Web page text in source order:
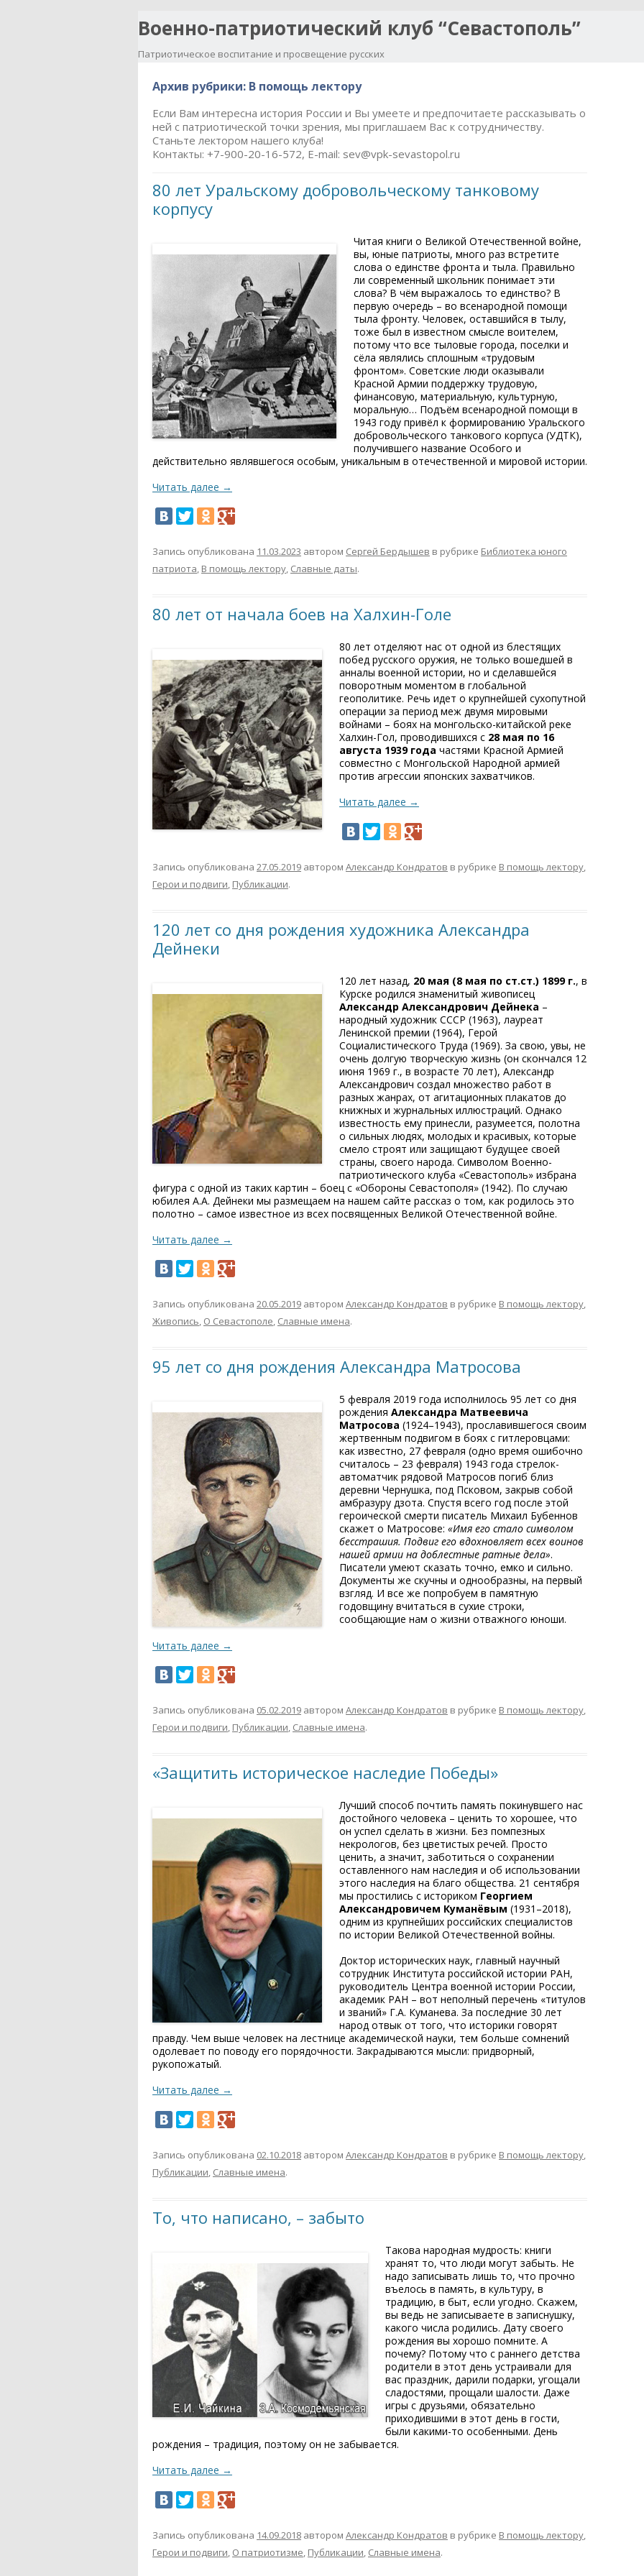
Военно-патриотический клуб “Севастополь”
Патриотическое воспитание и просвещение русских
Архив рубрики: В помощь лектору
Если Вам интересна история России и Вы умеете и предпочитаете рассказывать о
ней с патриотической точки зрения, мы приглашаем Вас к сотрудничеству.
Станьте лектором нашего клуба!
Контакты: +7-900-20-16-572, E-mail: sev@vpk-sevastopol.ru
80 лет Уральскому добровольческому танковому
корпусу
Читая книги о Великой Отечественной войне,
вы, юные патриоты, много раз встретите
слова о единстве фронта и тыла. Правильно
ли современный школьник понимает эти
слова? В чём выражалось то единство? В
первую очередь – во всенародной помощи
тыла фронту. Человек, оставшийся в тылу,
тоже был в известном смысле воителем,
потому что все тыловые города, поселки и
сёла являлись сплошным «трудовым
фронтом». Советские люди оказывали
Красной Армии поддержку трудовую,
финансовую, материальную, культурную,
моральную… Подъём всенародной помощи в
1943 году привёл к формированию Уральского
добровольческого танкового корпуса (УДТК),
получившего название Особого и
действительно являвшегося особым, уникальным в отечественной и мировой истории.
Читать далее →
Запись опубликована 11.03.2023 автором Сергей Бердышев в рубрике Библиотека юного
патриота, В помощь лектору, Славные даты.
80 лет от начала боев на Халхин-Голе
80 лет отделяют нас от одной из блестящих
побед русского оружия, не только вошедшей в
анналы военной истории, но и сделавшейся
поворотным моментом в глобальной
геополитике. Речь идет о крупнейшей сухопутной
операции за период меж двумя мировыми
войнами – боях на монгольско-китайской реке
Халхин-Гол, проводившихся с 28 мая по 16
августа 1939 года частями Красной Армией
совместно с Монгольской Народной армией
против агрессии японских захватчиков.
Читать далее →
Запись опубликована 27.05.2019 автором Александр Кондратов в рубрике В помощь лектору,
Герои и подвиги, Публикации.
120 лет со дня рождения художника Александра
Дейнеки
120 лет назад, 20 мая (8 мая по ст.ст.) 1899 г., в
Курске родился знаменитый живописец
Александр Александрович Дейнека –
народный художник СССР (1963), лауреат
Ленинской премии (1964), Герой
Социалистического Труда (1969). За свою, увы, не
очень долгую творческую жизнь (он скончался 12
июня 1969 г., в возрасте 70 лет), Александр
Александрович создал множество работ в
разных жанрах, от агитационных плакатов до
книжных и журнальных иллюстраций. Однако
известность ему принесли, разумеется, полотна
о сильных людях, молодых и красивых, которые
смело строят или защищают будущее своей
страны, своего народа. Символом Военно-
патриотического клуба «Севастополь» избрана
фигура с одной из таких картин – боец с «Обороны Севастополя» (1942). По случаю
юбилея А.А. Дейнеки мы размещаем на нашем сайте рассказ о том, как родилось это
полотно – самое известное из всех посвященных Великой Отечественной войне.
Читать далее →
Запись опубликована 20.05.2019 автором Александр Кондратов в рубрике В помощь лектору,
Живопись, О Севастополе, Славные имена.
95 лет со дня рождения Александра Матросова
5 февраля 2019 года исполнилось 95 лет со дня
рождения Александра Матвеевича
Матросова (1924–1943), прославившегося своим
жертвенным подвигом в боях с гитлеровцами:
как известно, 27 февраля (одно время ошибочно
считалось – 23 февраля) 1943 года стрелок-
автоматчик рядовой Матросов погиб близ
деревни Чернушка, под Псковом, закрыв собой
амбразуру дзота. Спустя всего год после этой
героической смерти писатель Михаил Бубеннов
скажет о Матросове: «Имя его стало символом
бесстрашия. Подвиг его вдохновляет всех воинов
нашей армии на доблестные ратные дела».
Писатели умеют сказать точно, емко и сильно.
Документы же скучны и однообразны, на первый
взгляд. И все же попробуем в памятную
годовщину вчитаться в сухие строки,
сообщающие нам о жизни отважного юноши.
Читать далее →
Запись опубликована 05.02.2019 автором Александр Кондратов в рубрике В помощь лектору,
Герои и подвиги, Публикации, Славные имена.
«Защитить историческое наследие Победы»
Лучший способ почтить память покинувшего нас
достойного человека – ценить то хорошее, что
он успел сделать в жизни. Без помпезных
некрологов, без цветистых речей. Просто
ценить, а значит, заботиться о сохранении
оставленного нам наследия и об использовании
этого наследия на благо общества. 21 сентября
мы простились с историком Георгием
Александровичем Куманёвым (1931–2018),
одним из крупнейших российских специалистов
по истории Великой Отечественной войны.
Доктор исторических наук, главный научный
сотрудник Института российской истории РАН,
руководитель Центра военной истории России,
академик РАН – вот неполный перечень «титулов
и званий» Г.А. Куманева. За последние 30 лет
народ отвык от того, что историки говорят
правду. Чем выше человек на лестнице академической науки, тем больше сомнений
одолевает по поводу его порядочности. Закрадываются мысли: придворный,
рукопожатый.
Читать далее →
Запись опубликована 02.10.2018 автором Александр Кондратов в рубрике В помощь лектору,
Публикации, Славные имена.
То, что написано, – забыто
Такова народная мудрость: книги
хранят то, что люди могут забыть. Не
надо записывать лишь то, что прочно
въелось в память, в культуру, в
традицию, в быт, если угодно. Скажем,
вы ведь не записываете в записнушку,
какого числа родились. Дату своего
рождения вы хорошо помните. А
почему? Потому что с раннего детства
родители в этот день устраивали для
вас праздник, дарили подарки, угощали
сладостями, прощали шалости. Даже
игры с друзьями, обязательно
приходившими в этот день в гости,
были какими-то особенными. День
рождения – традиция, поэтому он не забывается.
Читать далее →
Запись опубликована 14.09.2018 автором Александр Кондратов в рубрике В помощь лектору
Герои и подвиги О патриотизме Публикации Славные имена.